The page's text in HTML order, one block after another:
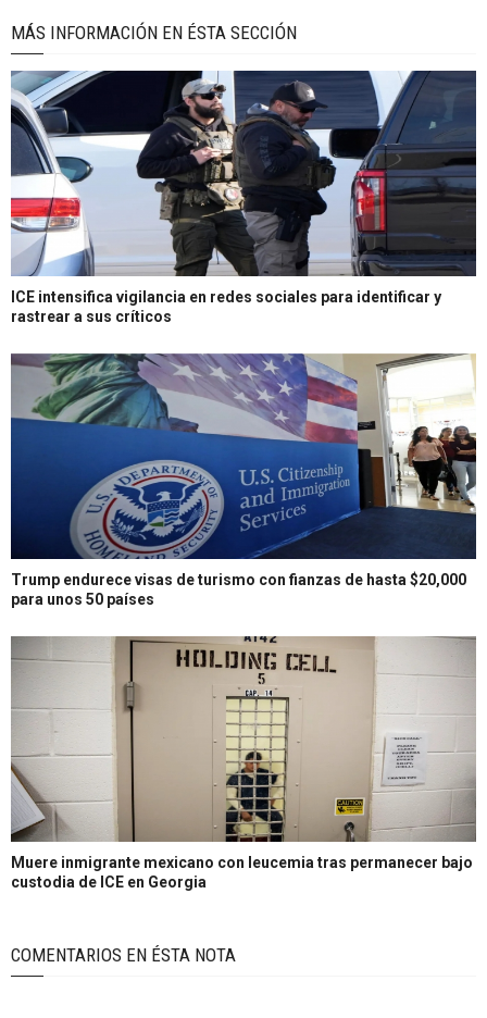
MÁS INFORMACIÓN EN ÉSTA SECCIÓN
ICE intensifica vigilancia en redes sociales para identificar y
rastrear a sus críticos
Trump endurece visas de turismo con fianzas de hasta $20,000
para unos 50 países
Muere inmigrante mexicano con leucemia tras permanecer bajo
custodia de ICE en Georgia
COMENTARIOS EN ÉSTA NOTA